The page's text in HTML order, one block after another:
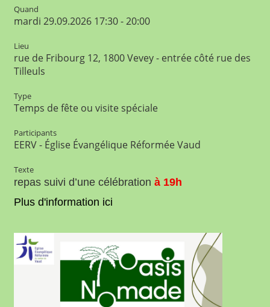
Quand
mardi 29.09.2026 17:30 - 20:00
Lieu
rue de Fribourg 12, 1800 Vevey - entrée côté rue des
Tilleuls
Type
Temps de fête ou visite spéciale
Participants
EERV - Église Évangélique Réformée Vaud
Texte
repas suivi d’une célébration à 19h
Plus d'information ici